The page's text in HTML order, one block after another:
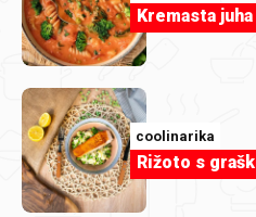
Kremasta
coolinarika
Rižoto s